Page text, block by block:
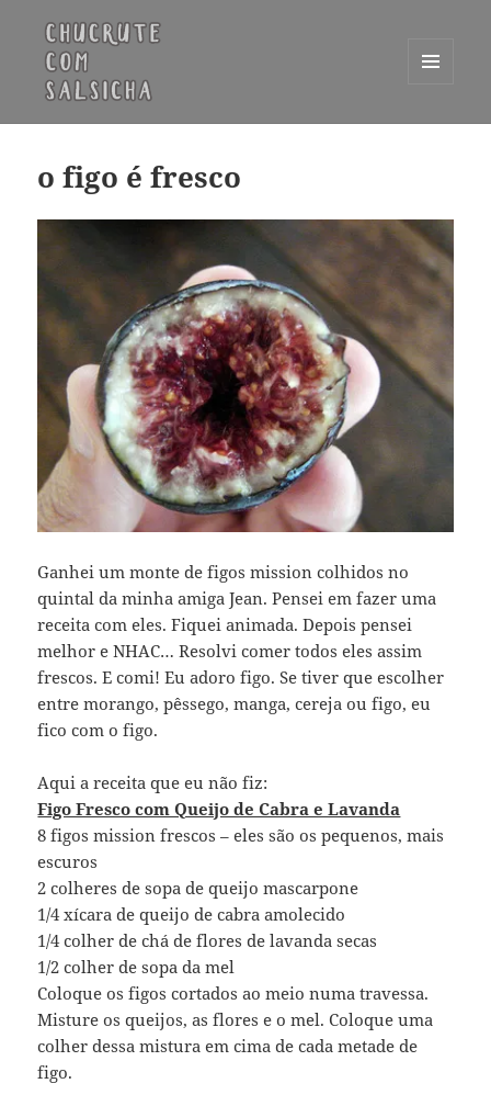
WIDGETS
o figo é fresco
Ganhei um monte de figos mission colhidos no
quintal da minha amiga Jean. Pensei em fazer uma
receita com eles. Fiquei animada. Depois pensei
melhor e NHAC… Resolvi comer todos eles assim
frescos. E comi! Eu adoro figo. Se tiver que escolher
entre morango, pêssego, manga, cereja ou figo, eu
fico com o figo.
Aqui a receita que eu não fiz:
Figo Fresco com Queijo de Cabra e Lavanda
8 figos mission frescos – eles são os pequenos, mais
escuros
2 colheres de sopa de queijo mascarpone
1/4 xícara de queijo de cabra amolecido
1/4 colher de chá de flores de lavanda secas
1/2 colher de sopa da mel
Coloque os figos cortados ao meio numa travessa.
Misture os queijos, as flores e o mel. Coloque uma
colher dessa mistura em cima de cada metade de
figo.